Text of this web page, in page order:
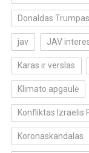
Donaldas Trumpas
jav JAV
Karas ir verslas
Klimato apgaulė
Konfliktas Izraelis
Koronaskandalas